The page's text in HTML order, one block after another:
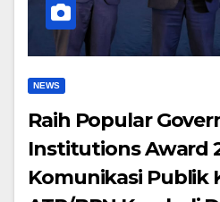
NEWS
Raih Popular
Institutions Award
Komunikasi Publik